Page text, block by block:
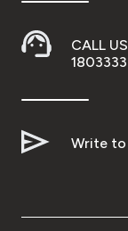
CALL
1803333
Write to